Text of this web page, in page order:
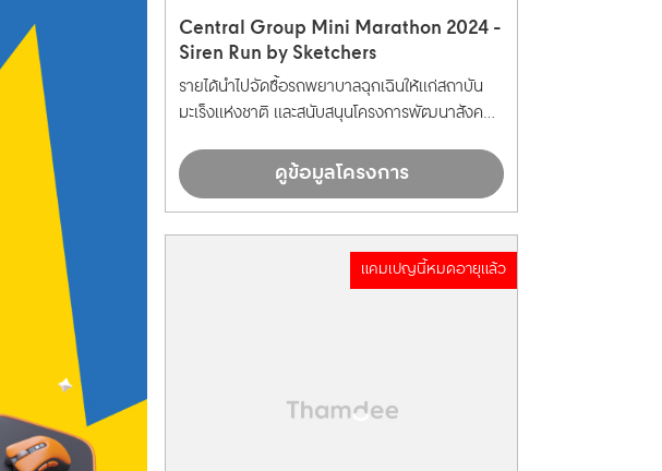
Central Group Mini Marathon 2024 -
Siren Run by Sketchers
รายได้นำไปจัดซื้อรถพยาบาลฉุกเฉินให้แก่สถาบัน
มะเร็งแห่งชาติ และสนับสนุนโครงการพัฒนาสังคม
ดูข้อมูลโครงการ
แคมเปญนี้หมดอายุแล้ว